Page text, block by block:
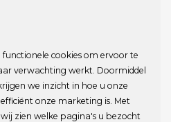
Vereniging van Golfspelende
cookies om ervoor te
verwachting werkt. Doormiddel
we inzicht in hoe u onze
onze marketing is. Met
zien welke pagina's u bezocht